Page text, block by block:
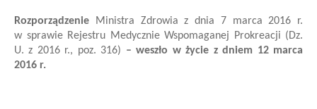
Rozporządzenie Ministra Zdrowia z dnia 7 marca 2016 r.
w sprawie Rejestru Medycznie Wspomaganej Prokreacji (Dz.
U. z 2016 r., poz. 316) – weszło w życie z dniem 12 marca
2016 r.